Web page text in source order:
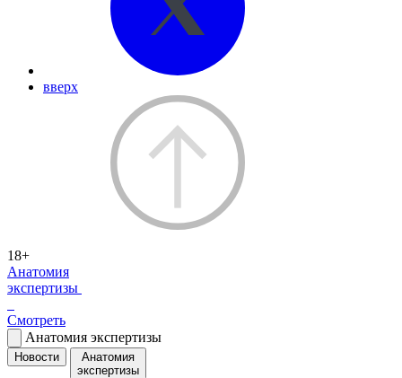
вверх
18+
Анатомия
экспертизы
Смотреть
Анатомия экспертизы
Новости
Анатомия
экспертизы